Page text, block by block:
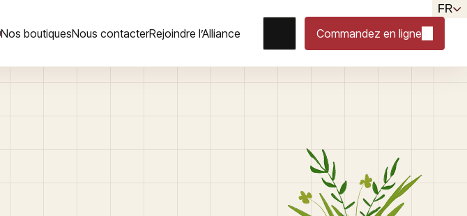
Nos boutiquesNous contacterRejoindre l’Alliance Commandez en ligne
FR